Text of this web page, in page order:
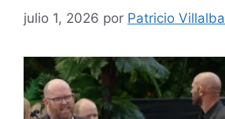
julio 1, 2026 por Patricio Villalba